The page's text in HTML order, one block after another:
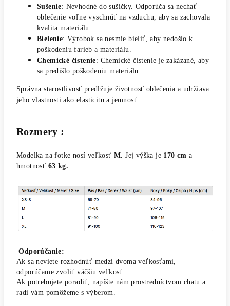
Sušenie: Nevhodné do sušičky. Odporúča sa nechať
oblečenie voľne vyschnúť na vzduchu, aby sa zachovala
kvalita materiálu.
Bielenie: Výrobok sa nesmie bieliť, aby nedošlo k
poškodeniu farieb a materiálu.
Chemické čistenie: Chemické čistenie je zakázané, aby
sa predišlo poškodeniu materiálu.
Správna starostlivosť predlžuje životnosť oblečenia a udržiava
jeho vlastnosti ako elasticitu a jemnosť.
Rozmery :
Modelka na fotke nosí veľkosť M.Jej výška je 170 cma
hmotnosť 63 kg.
Odporúčanie:
Ak sa neviete rozhodnúť medzi dvoma veľkosťami,
odporúčame zvoliť väčšiu veľkosť.
Ak potrebujete poradiť, napíšte nám prostredníctvom chatu a
radi vám pomôžeme s výberom.